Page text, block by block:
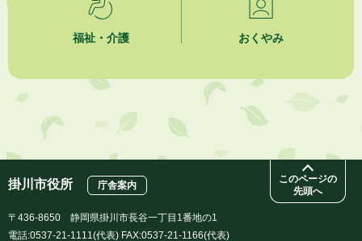
福祉・介護 おくやみ
このページの
先頭へ
掛川市役所 庁舎案内
〒436-8650 静岡県掛川市長谷一丁目1番地の1
電話:0537-21-1111(代表) FAX:0537-21-1166(代表)